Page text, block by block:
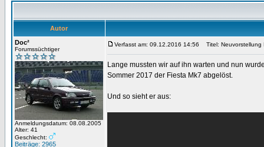
Autor
Doc²
Forumssüchtiger
Anmeldungsdatum: 08.08.2005
Alter: 41
Geschlecht:
Beiträge: 2965
Verfasst am: 09.12.2016 14:56 Titel: Neuvorstellung
Lange mussten wir auf ihn warten und nun
Sommer 2017 der Fiesta Mk7 abgelöst.
Und so sieht er aus: